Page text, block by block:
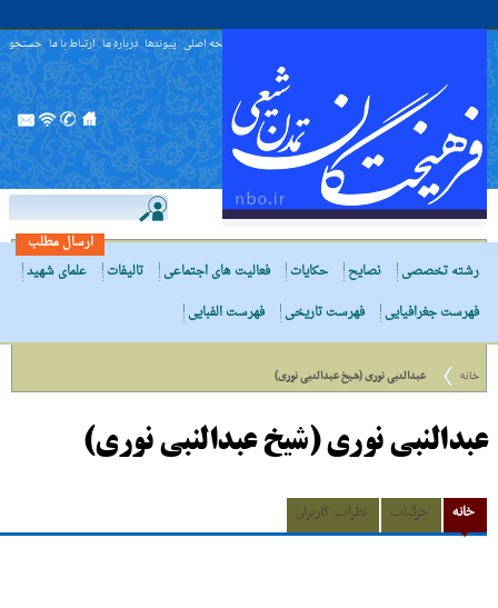
صفحه اصلی پیوندها درباره ما ارتباط با ما جستجو
ارسال مطلب
رشته تخصصی
نصایح حکایات فعالیت های اجتماعی تالیفات
علمای شهید
فهرست جغرافیایی
فهرست تاریخی فهرست الفبایی
خانه عبدالنبی نوری (شیخ عبدالنبی نوری)
عبدالنبی نوری (شیخ عبدالنبی نوری)
خانه جزئیات نظرات کاربران